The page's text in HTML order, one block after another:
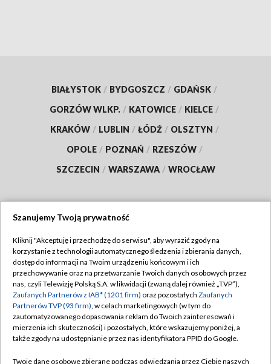
BIAŁYSTOK / BYDGOSZCZ / GDAŃSK /
GORZÓW WLKP. / KATOWICE / KIELCE /
KRAKÓW / LUBLIN / ŁÓDŹ / OLSZTYN /
OPOLE / POZNAŃ / RZESZÓW /
SZCZECIN / WARSZAWA / WROCŁAW
TVP
Abonament TVP
Emisja w TVP
Centrum informacji TVP
Naziemna Telewizja Cyfrowa
Regulamin TVP
Polityka prywatności
Moje zgody
Pomoc
Szanujemy Twoją prywatność
Kliknij "Akceptuję i przechodzę do serwisu", aby wyrazić zgody na
korzystanie z technologii automatycznego śledzenia i zbierania danych,
dostęp do informacji na Twoim urządzeniu końcowym i ich
przechowywanie oraz na przetwarzanie Twoich danych osobowych przez
nas, czyli Telewizję Polską S.A. w likwidacji (zwaną dalej również „TVP”),
Zaufanych Partnerów z IAB* (1201 firm) oraz pozostałych Zaufanych
Partnerów TVP (93 firm), w celach marketingowych (w tym do
zautomatyzowanego dopasowania reklam do Twoich zainteresowań i
mierzenia ich skuteczności) i pozostałych, które wskazujemy poniżej, a
także zgody na udostępnianie przez nas identyfikatora PPID do Google.
Twoje dane osobowe zbierane podczas odwiedzania przez Ciebie naszych